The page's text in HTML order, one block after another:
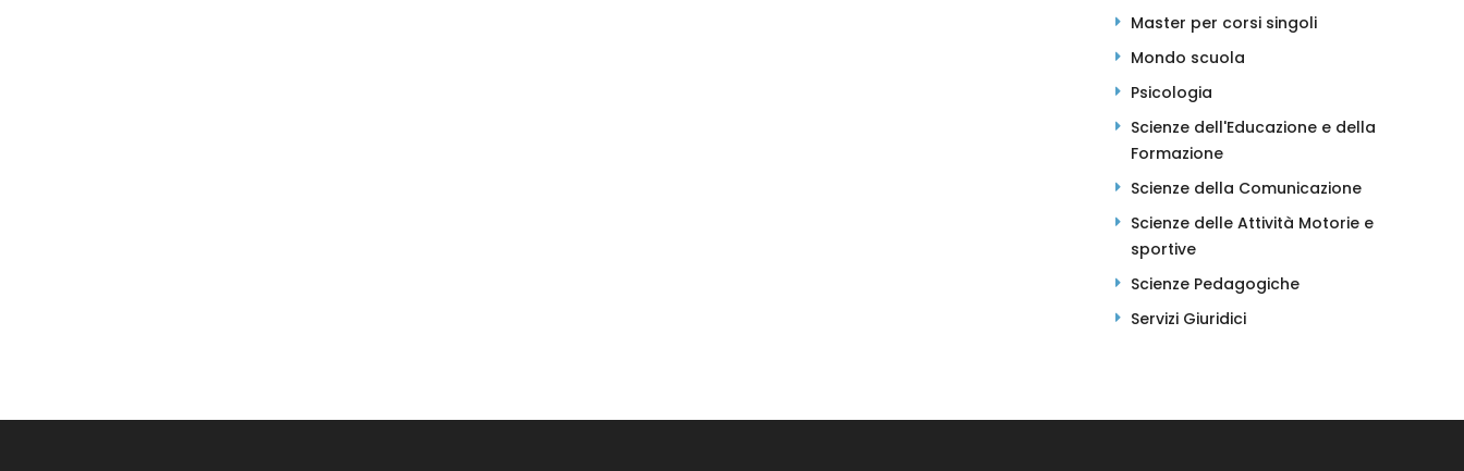
Master per corsi singoli
Mondo scuola
Psicologia
Scienze dell'Educazione e della
Formazione
Scienze della Comunicazione
Scienze delle Attività Motorie e
sportive
Scienze Pedagogiche
Servizi Giuridici